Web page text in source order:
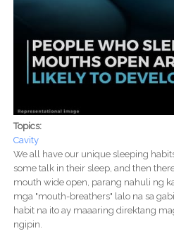
Topics:
Cavity
We all have our unique sleeping
some talk in their sleep, and then
mouth wide open, parang nahuli ng
mga "mouth-breathers" lalo na sa
habit na ito ay maaaring direktang
ngipin.